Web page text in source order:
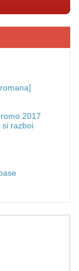
2017
si razboi